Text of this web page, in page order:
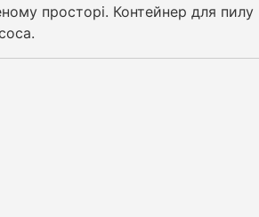
просторі. Контейнер для пилу